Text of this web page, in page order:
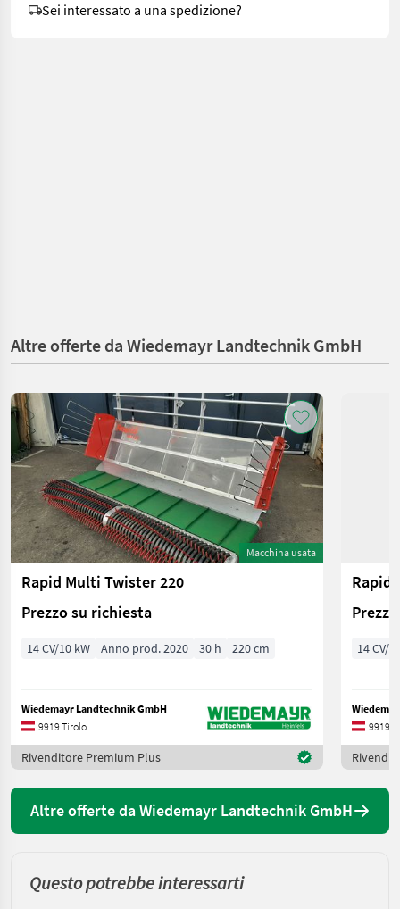
Sei interessato a una spedizione?
Altre offerte da Wiedemayr Landtechnik GmbH
Macchina usata
Rapid Multi Twister 220
Prezzo su richiesta
14 CV/10 kW Anno prod. 2020 30 h 220 cm
Wiedemayr Landtechnik GmbH
9919 Tirolo
Rivenditore Premium Plus
14 CV/
9919
Altre offerte da Wiedemayr Landtechnik GmbH
Questo potrebbe interessarti